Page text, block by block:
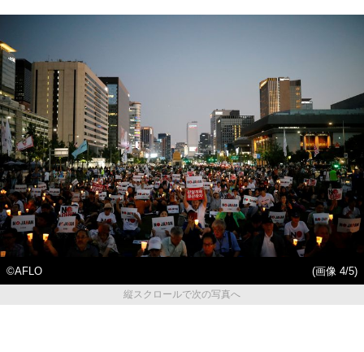
©AFLO
(画像 4/5)
縦スクロールで次の写真へ